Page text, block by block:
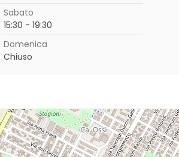
Sabato
15:30 - 19:30
Domenica
Chiuso